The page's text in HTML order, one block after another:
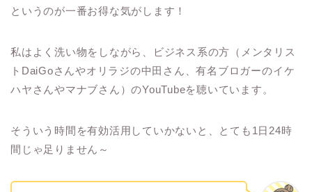
というのが一番お得な気がします！
私はよく洗い物をしながら、ビジネス系の方（メンタリス
トDaiGoさんやオリラジの中田さん、有名ブロガーのイケ
ハヤさんやマナブさん）のYouTubeを聴いています。
そういう時間を有効活用していかないと、とても1日24時
間じゃ足りません～